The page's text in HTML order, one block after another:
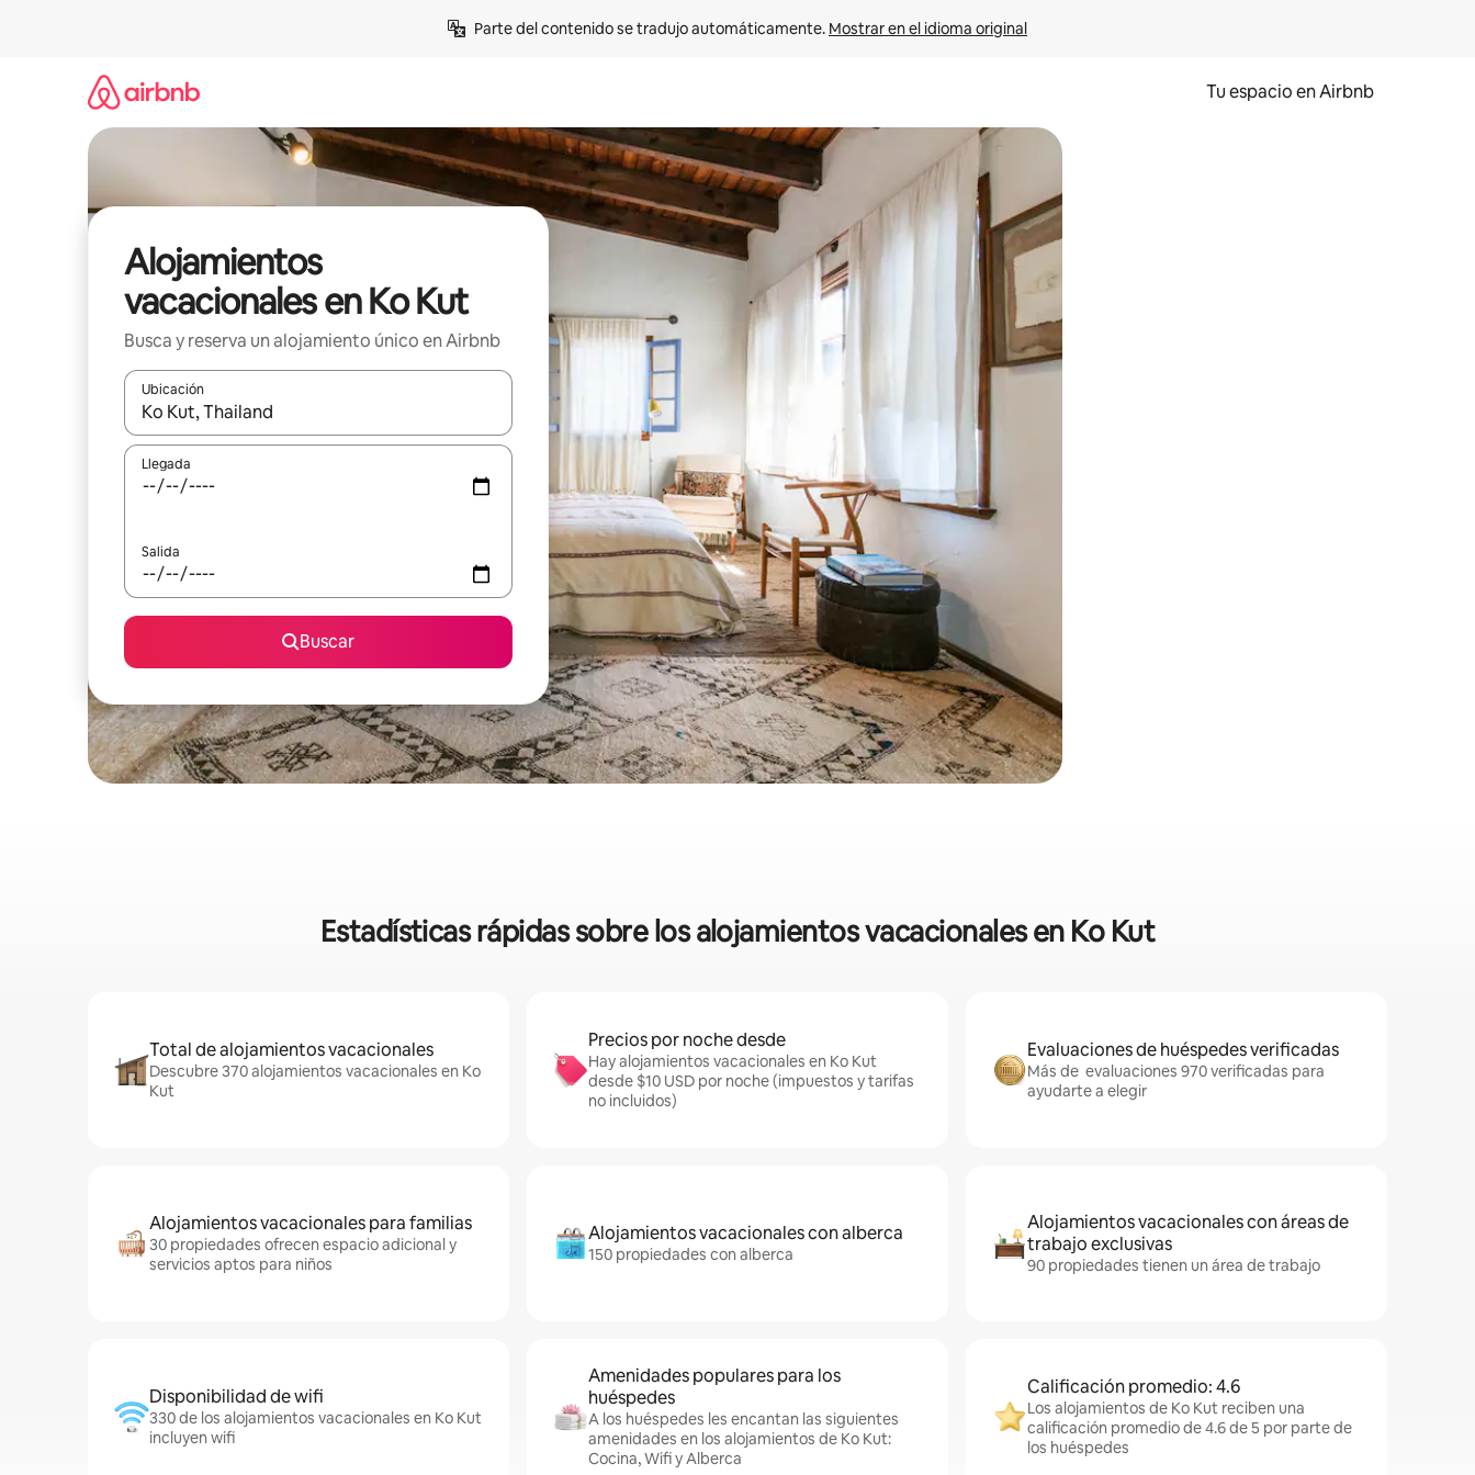
Parte del contenido se tradujo automáticamente. Mostrar en el idioma original
Tu espacio en Airbnb
Alojamientos
vacacionales en Ko Kut
Busca y reserva un alojamiento único en Airbnb
Ubicación
Cuando los resultados estén disponibles, podrás navegar usando las teclas de las flechas hacia arriba y hacia abajo, o bien tocando y deslizando la pantalla.
Llegada
Salida
Buscar
Estadísticas rápidas sobre los alojamientos vacacionales en Ko Kut
Total de alojamientos vacacionales
Descubre 370 alojamientos vacacionales en Ko
Kut
Precios por noche desde
Hay alojamientos vacacionales en Ko Kut
desde $10 USD por noche (impuestos y tarifas
no incluidos)
Evaluaciones de huéspedes verificadas
Más de evaluaciones 970 verificadas para
ayudarte a elegir
Alojamientos vacacionales para familias
30 propiedades ofrecen espacio adicional y
servicios aptos para niños
Alojamientos vacacionales con alberca
150 propiedades con alberca
Alojamientos vacacionales con áreas de
trabajo exclusivas
90 propiedades tienen un área de trabajo
Disponibilidad de wifi
330 de los alojamientos vacacionales en Ko Kut
incluyen wifi
Amenidades populares para los
huéspedes
A los huéspedes les encantan las siguientes
amenidades en los alojamientos de Ko Kut:
Cocina, Wifi y Alberca
Calificación promedio: 4.6
Los alojamientos de Ko Kut reciben una
calificación promedio de 4.6 de 5 por parte de
los huéspedes